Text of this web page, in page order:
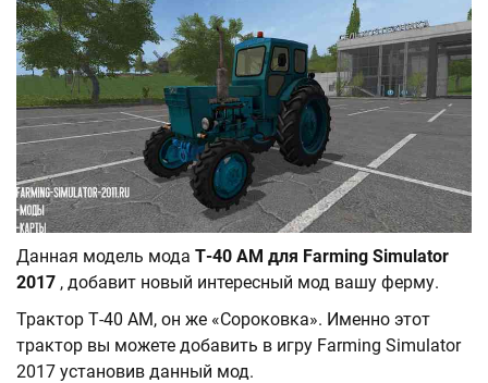
Данная модель мода Т-40 АМ для Farming Simulator
2017 , добавит новый интересный мод вашу ферму.
Трактор Т-40 АМ, он же «Сороковка». Именно этот
трактор вы можете добавить в игру Farming Simulator
2017 установив данный мод.